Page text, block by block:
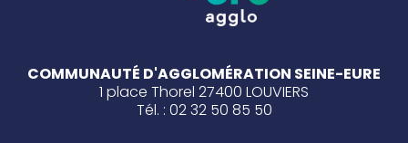
COMMUNAUTÉ D'AGGLOMÉRATION SEINE-EURE
1 place Thorel 27400 LOUVIERS
Tél. : 02 32 50 85 50